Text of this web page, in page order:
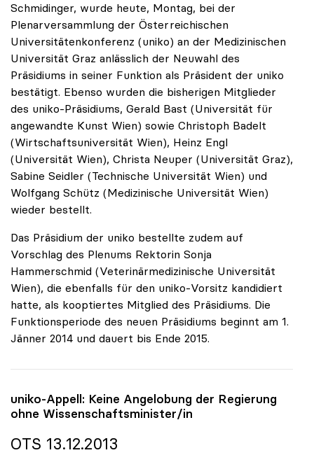
Schmidinger, wurde heute, Montag, bei der
Plenarversammlung der Österreichischen
Universitätenkonferenz (uniko) an der Medizinischen
Universität Graz anlässlich der Neuwahl des
Präsidiums in seiner Funktion als Präsident der uniko
bestätigt. Ebenso wurden die bisherigen Mitglieder
des uniko-Präsidiums, Gerald Bast (Universität für
angewandte Kunst Wien) sowie Christoph Badelt
(Wirtschaftsuniversität Wien), Heinz Engl
(Universität Wien), Christa Neuper (Universität Graz),
Sabine Seidler (Technische Universität Wien) und
Wolfgang Schütz (Medizinische Universität Wien)
wieder bestellt.
Das Präsidium der uniko bestellte zudem auf
Vorschlag des Plenums Rektorin Sonja
Hammerschmid (Veterinärmedizinische Universität
Wien), die ebenfalls für den uniko-Vorsitz kandidiert
hatte, als kooptiertes Mitglied des Präsidiums. Die
Funktionsperiode des neuen Präsidiums beginnt am 1.
Jänner 2014 und dauert bis Ende 2015.
uniko-Appell: Keine Angelobung der Regierung
ohne Wissenschaftsminister/in
OTS 13.12.2013